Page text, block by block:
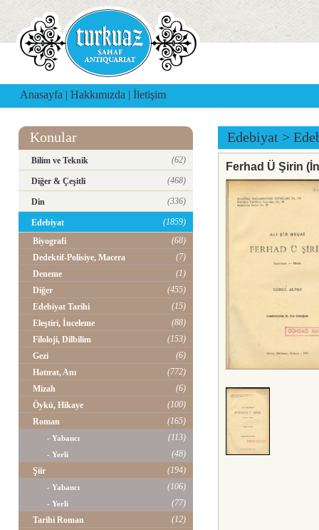
Anasayfa | Hakkımızda | İletişim
Konular
Bilim ve Teknik (62)
Diğer & Çeşitli (468)
Din (336)
Edebiyat
(1859)
Biyografi
(68)
Dedektif-Polisiye, Macera
(7)
Deneme
(1)
Diğer
(455)
Edebiyat Tarihi
(15)
Eleştiri, İnceleme
(88)
Filoloji, Dilbilim
(153)
Gezi
(6)
Hatırat, Anı
(772)
Mizah
(6)
Öykü, Hikaye
(100)
Roman
(165)
- Yabancı (113)
- Yerli
(48)
Şiir
(194)
- Yabancı (106)
- Yerli
(77)
Tarihi Roman
(12)
Edebiyat >
Ferhad Ü Şirin